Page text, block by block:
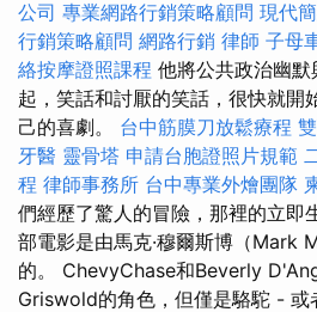
公司 專業網路行銷策略顧問 現代
行銷策略顧問 網路行銷 律師 子母
絡按摩證照課程 他將公共政治幽
起，笑話和討厭的笑話，很快就開
己的喜劇。 台中筋膜刀放鬆療程
牙醫 靈骨塔 申請台胞證照片規範
程 律師事務所 台中專業外燴團隊
們經歷了驚人的冒險，那裡的立即
部電影是由馬克·穆爾斯博（Mark
的。 ChevyChase和Beverly
Griswold的角色，但僅是駱駝 - 或